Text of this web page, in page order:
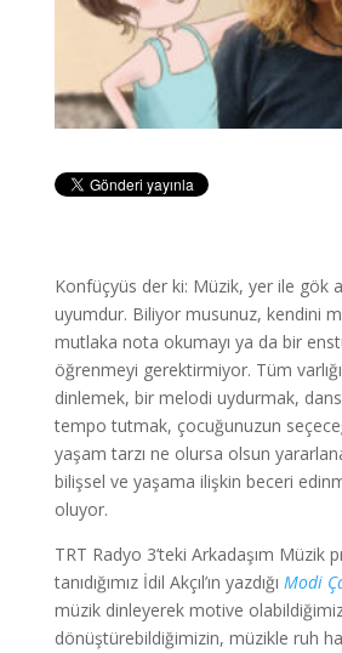
Konfüçyüs der ki: Müzik, yer ile gök
uyumdur. Biliyor musunuz, kendini
mutlaka nota okumayı ya da bir
öğrenmeyi gerektirmiyor. Tüm
dinlemek, bir melodi uydurmak,
tempo tutmak, çocuğunuzun
yaşam tarzı ne olursa olsun
bilişsel ve yaşama ilişkin beceri
oluyor.
TRT Radyo 3’teki Arkadaşım Müzik
tanıdığımız İdil Akçıl’ın yazdığı Modi
müzik dinleyerek motive
dönüştürebildiğimizin, müzikle ruh